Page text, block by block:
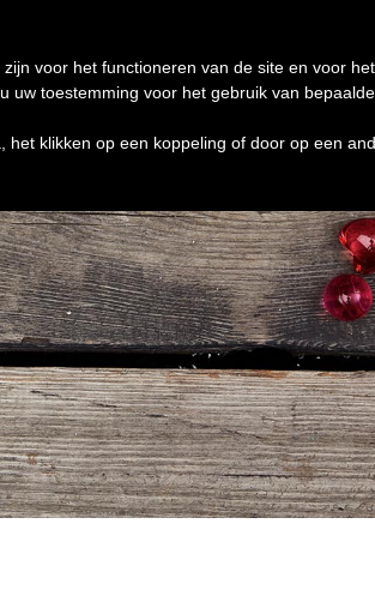
voor het functioneren van de site en voor
toestemming voor het gebruik van
klikken op een koppeling of door op een